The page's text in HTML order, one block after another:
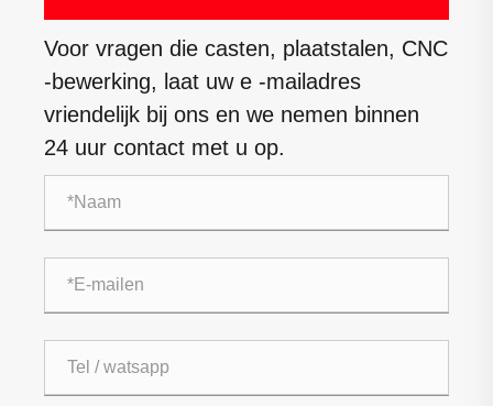
Voor vragen die casten, plaatstalen, CNC
-bewerking, laat uw e -mailadres
vriendelijk bij ons en we nemen binnen
24 uur contact met u op.